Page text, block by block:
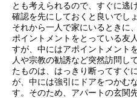
とも考えられるので、すぐに逃
確認を先にしておくと良いでしょ
それから一人で家にいるときに
ポイントメントをとっている友
すが、中にはアポイントメント
人や宗教の勧誘など突然訪問し
たものは、はっきり断ってすぐ
が、中には強引にドアをつかむ
す。そのため、アパートの玄関